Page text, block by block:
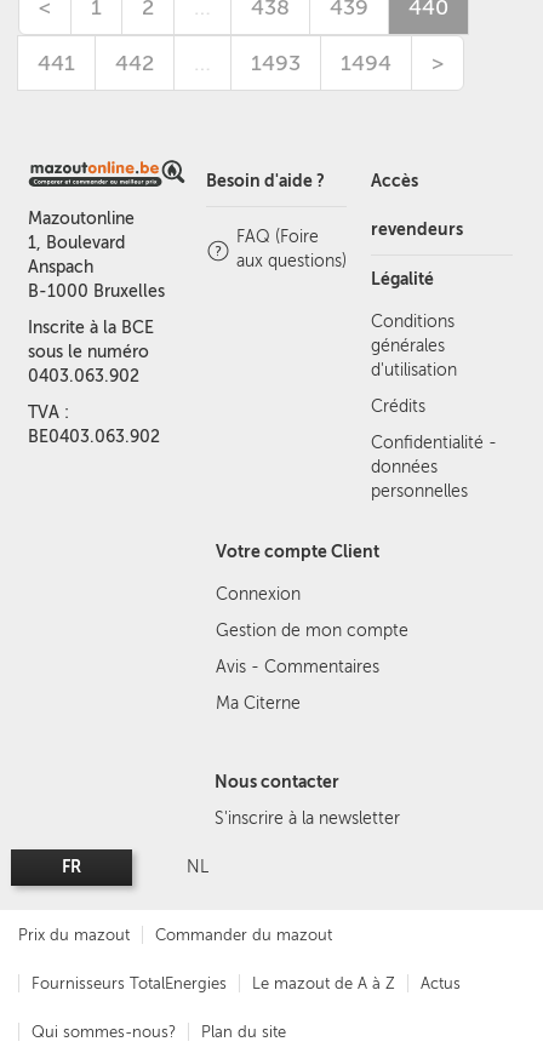
< 1 2 … 438 439 440
441 442 … 1493 1494 >
Mazoutonline
1, Boulevard
Anspach
B-1000 Bruxelles
Inscrite à la BCE
sous le numéro
0403.063.902
TVA :
BE0403.063.902
Besoin d'aide ?
FAQ (Foire
aux questions)
Accès
revendeurs
Légalité
Conditions
générales
d'utilisation
Crédits
Confidentialité -
données
personnelles
Votre compte Client
Connexion
Gestion de mon compte
Avis - Commentaires
Ma Citerne
Nous contacter
S'inscrire à la newsletter
FR NL
Prix du mazout Commander du mazout
Fournisseurs TotalEnergies Le mazout de A à Z Actus
Qui sommes-nous? Plan du site